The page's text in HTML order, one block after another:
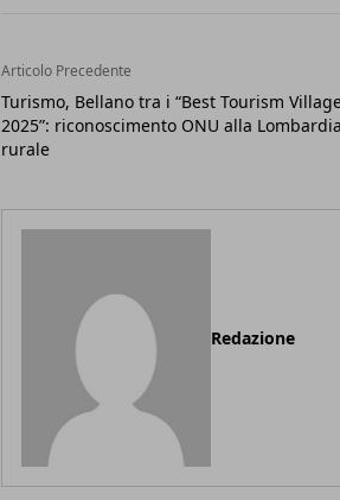
Articolo Precedente
Turismo, Bellano tra i “Best Tourism
2025”: riconoscimento ONU alla Lombardia
rurale
Redazione